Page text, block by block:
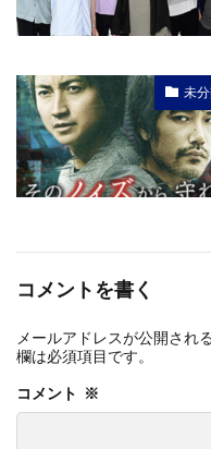
未
コメントを書く
メールアドレスが公開され
欄は必須項目です
コメント ※